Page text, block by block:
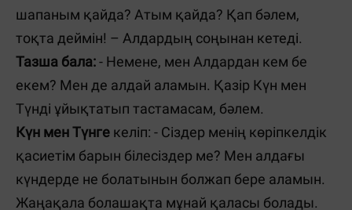
шапаным қайда? Атым қайда? Қап бәлем,
тоқта деймін! – Алдардың соңынан кетеді.
Тазша бала:- Немене, мен Алдардан кем бе
екем? Мен де алдай аламын. Қазір Күн мен
Түнді ұйықтатып тастамасам, бәлем.
Күн мен Түнге келіп: - Сіздер менің көріпкелдік
қасиетім барын білесіздер ме? Мен алдағы
күндерде не болатынын болжап бере аламын.
Жаңақала болашақта мұнай қаласы болады.